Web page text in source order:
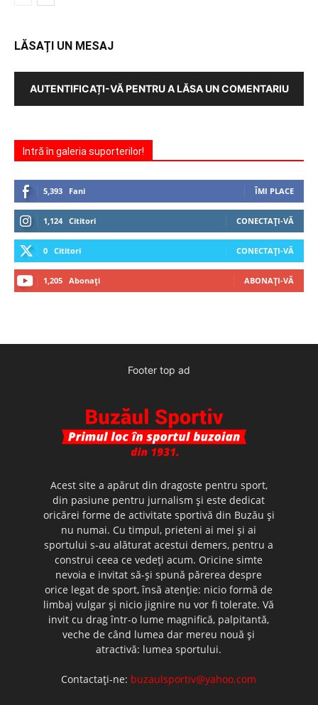
LĂSAȚI UN MESAJ
AUTENTIFICAȚI-VĂ PENTRU A LĂSA UN COMENTARIU
Intră în galeria suporterilor!
5,393 Fani ÎMI PLACE
1,124 Cititori CONECTAȚI-VĂ
0 Cititori CONECTAȚI-VĂ
1,205 Abonați ABONAȚI-VĂ
Footer top ad
Acest site a apărut din dragoste pentru sport,
din pasiune pentru jurnalism şi este dedicat
oricărei forme de activitate sportivă din Buzău şi
nu numai. Cu timpul, prieteni ai mei şi ai
sportului s-au alăturat acestui demers, pentru a
construi ceea ce vedeţi acum. Oricine simte
nevoia e invitat să-şi spună părerea despre
orice legat de sport, însă atenţie: nicio formă de
limbaj vulgar şi nicio jignire nu vor fi tolerate. Vă
invit cu drag într-o lume magnifică, palpitantă,
veche de când lumea dar mereu nouă şi
atractivă: lumea sportului.
Contactați-ne: buzaulsportiv@yahoo.com